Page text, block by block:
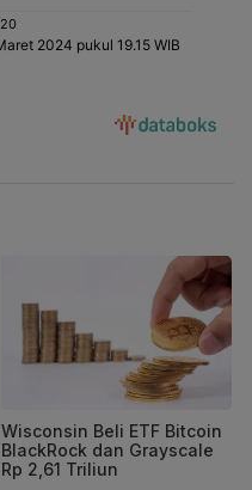
Wisconsin Beli ETF Bitcoin
BlackRock dan Grayscale
Rp 2,61 Triliun